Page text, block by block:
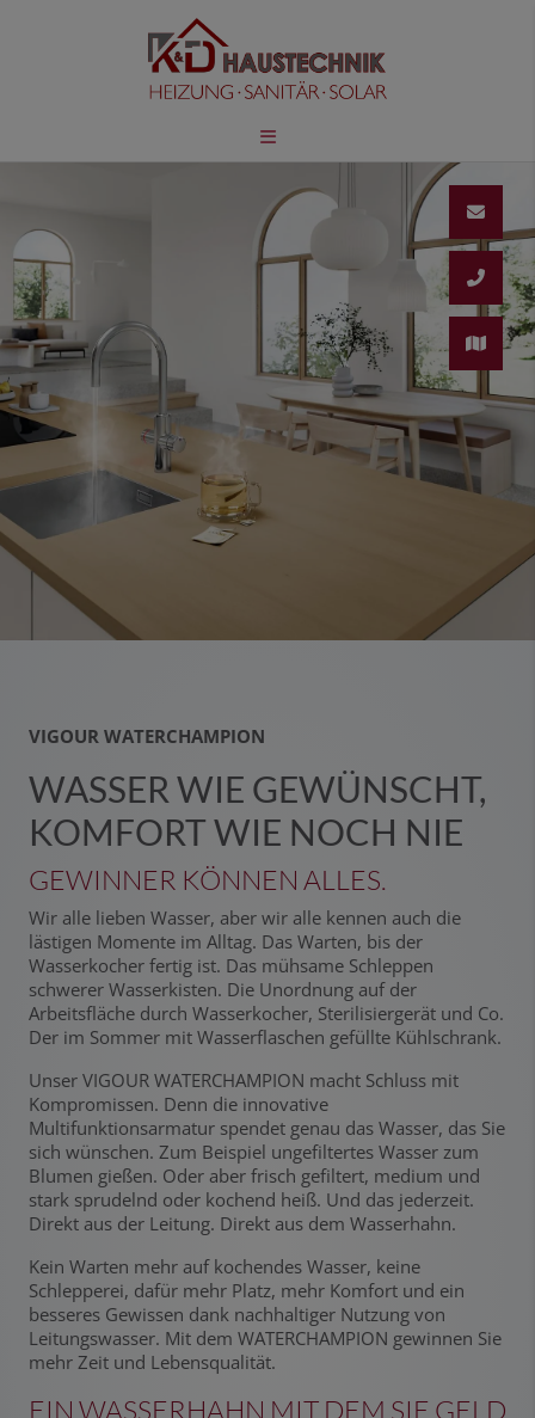
VIGOUR WATERCHAMPION
WASSER WIE GEWÜNSCHT,
KOMFORT WIE NOCH NIE
GEWINNER KÖNNEN ALLES.
Wir alle lieben Wasser, aber wir alle kennen auch die
lästigen Momente im Alltag. Das Warten, bis der
Wasserkocher fertig ist. Das mühsame Schleppen
schwerer Wasserkisten. Die Unordnung auf der
Arbeitsfläche durch Wasserkocher, Sterilisiergerät und Co.
Der im Sommer mit Wasserflaschen gefüllte Kühlschrank.
Unser VIGOUR WATERCHAMPION macht Schluss mit
Kompromissen. Denn die innovative
Multifunktionsarmatur spendet genau das Wasser, das Sie
sich wünschen. Zum Beispiel ungefiltertes Wasser zum
Blumen gießen. Oder aber frisch gefiltert, medium und
stark sprudelnd oder kochend heiß. Und das jederzeit.
Direkt aus der Leitung. Direkt aus dem Wasserhahn.
Kein Warten mehr auf kochendes Wasser, keine
Schlepperei, dafür mehr Platz, mehr Komfort und ein
besseres Gewissen dank nachhaltiger Nutzung von
Leitungswasser. Mit dem WATERCHAMPION gewinnen Sie
mehr Zeit und Lebensqualität.
EIN WASSERHAHN MIT DEM SIE GELD